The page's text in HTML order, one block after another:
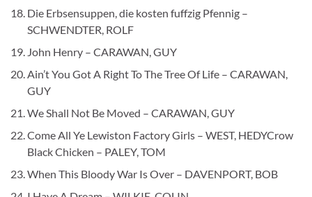
Die Erbsensuppen, die kosten fuffzig Pfennig –
SCHWENDTER, ROLF
John Henry – CARAWAN, GUY
Ain’t You Got A Right To The Tree Of Life – CARAWAN,
GUY
We Shall Not Be Moved – CARAWAN, GUY
Come All Ye Lewiston Factory Girls – WEST, HEDYCrow
Black Chicken – PALEY, TOM
When This Bloody War Is Over – DAVENPORT, BOB